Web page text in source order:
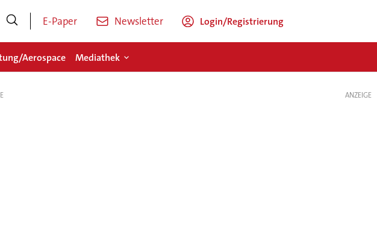
E-Paper Newsletter Login/Registrierung
Aerospace Mediathek
ANZEIGE